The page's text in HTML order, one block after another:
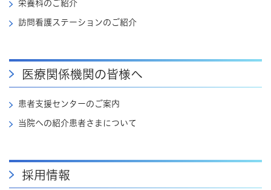
栄養科のご紹介
訪問看護ステーションのご紹介
医療関係機関の皆様へ
患者支援センターのご案内
当院への紹介患者さまについて
採用情報